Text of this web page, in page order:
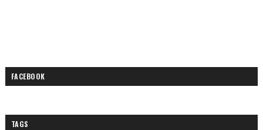
FACEBOOK
TAGS